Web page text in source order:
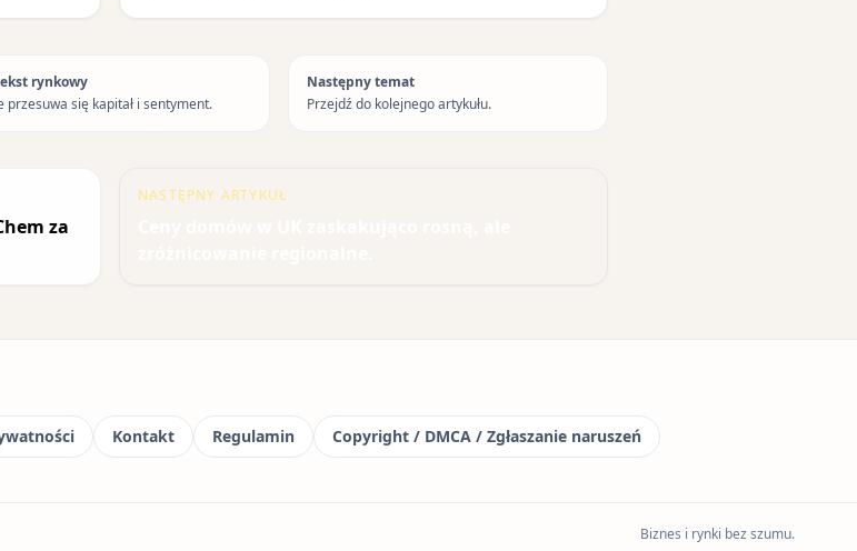
rynkowy
przesuwa się kapitał i sentyment.
Następny temat
Przejdź do kolejnego artykułu.
za
NASTĘPNY ARTYKUŁ
Kontakt Regulamin Copyright / DMCA / Zgłaszanie naruszeń
Biznes i rynki bez szumu.